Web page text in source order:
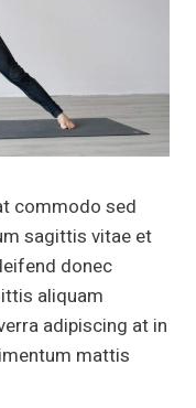
commodo sed
sagittis vitae et
donec
aliquam
adipiscing at in
mattis